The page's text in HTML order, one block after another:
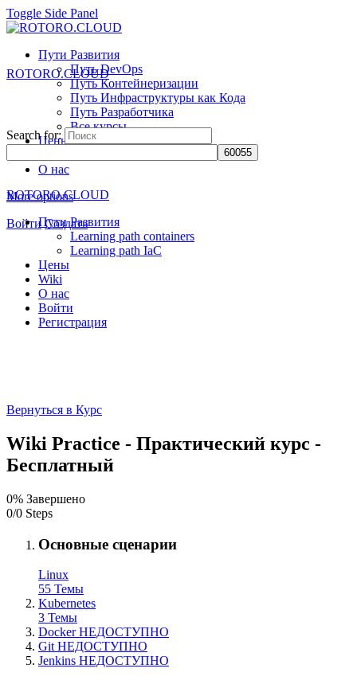
Toggle Side Panel
Пути Развития
Путь DevOps
Путь Контейнеризации
Путь Инфраструктуры как Кода
Путь Разработчика
Все курсы
Цены
О нас
More options
Войти Создать
ROTORO.CLOUD
Search for:
ROTORO.CLOUD
Пути Развития
Learning path containers
Learning path IaC
Цены
Wiki
О нас
Войти
Регистрация
Вернуться в Курс
Wiki Practice - Практический курс -
Бесплатный
0% Завершено
0/0 Steps
Основные сценарии
Linux
55 Темы
Kubernetes
3 Темы
Docker НЕДОСТУПНО
Git НЕДОСТУПНО
Jenkins НЕДОСТУПНО